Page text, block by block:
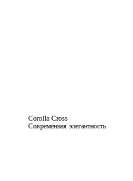
Corolla Cross
Современная элегантность